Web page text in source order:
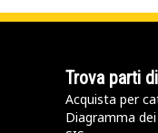
Trova parti
Acquista per
Diagramma